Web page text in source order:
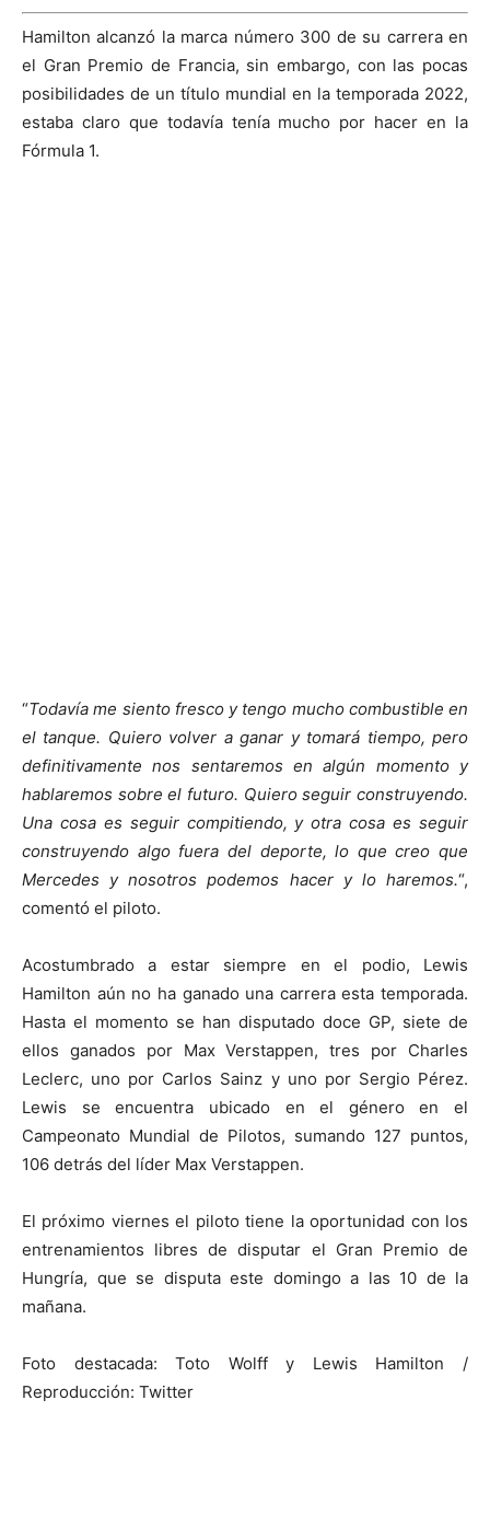
Hamilton alcanzó la marca número 300 de su carrera en
el Gran Premio de Francia, sin embargo, con las pocas
posibilidades de un título mundial en la temporada 2022,
estaba claro que todavía tenía mucho por hacer en la
Fórmula 1.
“Todavía me siento fresco y tengo mucho combustible en
el tanque. Quiero volver a ganar y tomará tiempo, pero
definitivamente nos sentaremos en algún momento y
hablaremos sobre el futuro. Quiero seguir construyendo.
Una cosa es seguir compitiendo, y otra cosa es seguir
construyendo algo fuera del deporte, lo que creo que
Mercedes y nosotros podemos hacer y lo haremos.“,
comentó el piloto.
Acostumbrado a estar siempre en el podio, Lewis
Hamilton aún no ha ganado una carrera esta temporada.
Hasta el momento se han disputado doce GP, siete de
ellos ganados por Max Verstappen, tres por Charles
Leclerc, uno por Carlos Sainz y uno por Sergio Pérez.
Lewis se encuentra ubicado en el género en el
Campeonato Mundial de Pilotos, sumando 127 puntos,
106 detrás del líder Max Verstappen.
El próximo viernes el piloto tiene la oportunidad con los
entrenamientos libres de disputar el Gran Premio de
Hungría, que se disputa este domingo a las 10 de la
mañana.
Foto destacada: Toto Wolff y Lewis Hamilton /
Reproducción: Twitter